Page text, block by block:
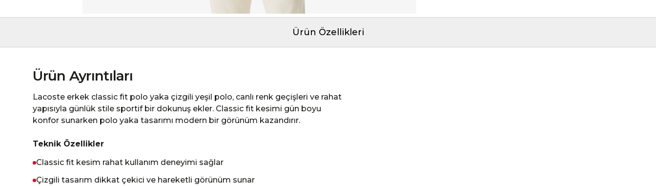
Ürün Özellikleri
Ürün Ayrıntıları
Lacoste erkek classic fit polo yaka çizgili yeşil polo, canlı renk geçişleri ve rahat
yapısıyla günlük stile sportif bir dokunuş ekler. Classic fit kesimi gün boyu
konfor sunarken polo yaka tasarımı modern bir görünüm kazandırır.
Teknik Özellikler
Classic fit kesim rahat kullanım deneyimi sağlar
Çizgili tasarım dikkat çekici ve hareketli görünüm sunar